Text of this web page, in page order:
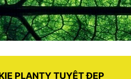
PLANTY TUYỆT ĐẸP